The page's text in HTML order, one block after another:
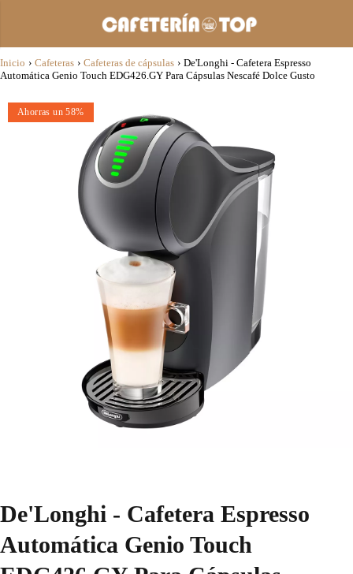
Inicio › Cafeteras › Cafeteras de cápsulas › De'Longhi - Cafetera Espresso
Automática Genio Touch EDG426.GY Para Cápsulas Nescafé Dolce Gusto
Ahorras un 58%
De'Longhi - Cafetera Espresso
Automática Genio Touch